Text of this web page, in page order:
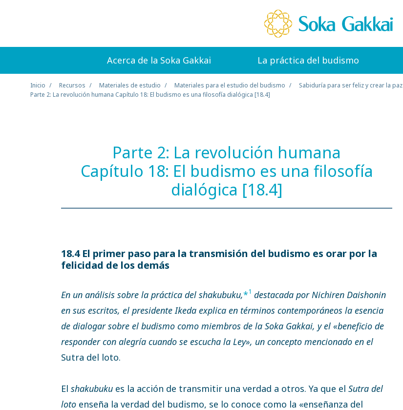
Acerca de la Soka Gakkai La práctica del budismo
Inicio Recursos Materiales de estudio Materiales para el estudio del budismo
Sabiduría para ser feliz y crear la paz
Parte 2: La revolución humana Capítulo 18: El budismo es una filosofía dialógica [18.4]
Parte 2: La revolución humana
Capítulo 18: El budismo es una filosofía
dialógica [18.4]
18.4 El primer paso para la transmisión del budismo es orar por la
felicidad de los demás
En un análisis sobre la práctica del shakubuku,*1 destacada por Nichiren Daishonin
en sus escritos, el presidente Ikeda explica en términos contemporáneos la esencia
de dialogar sobre el budismo como miembros de la Soka Gakkai, y el «beneficio de
responder con alegría cuando se escucha la Ley», un concepto mencionado en el
Sutra del loto.
El shakubuku es la acción de transmitir una verdad a otros. Ya que el Sutra del
loto enseña la verdad del budismo, se lo conoce como la «enseñanza del